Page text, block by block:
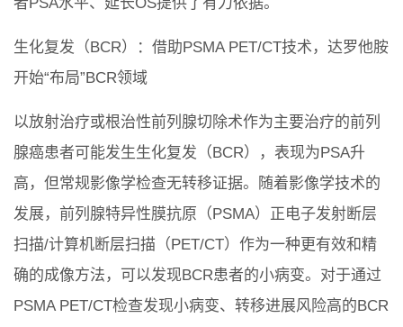
生化复发（BCR）：借助PSMA PET/CT技术，达罗他胺
开始“布局”BCR领域
以放射治疗或根治性前列腺切除术作为主要治疗的前列
腺癌患者可能发生生化复发（BCR），表现为PSA升
高，但常规影像学检查无转移证据。随着影像学技术的
发展，前列腺特异性膜抗原（PSMA）正电子发射断层
扫描/计算机断层扫描（PET/CT）作为一种更有效和精
确的成像方法，可以发现BCR患者的小病变。对于通过
PSMA PET/CT检查发现小病变、转移进展风险高的BCR